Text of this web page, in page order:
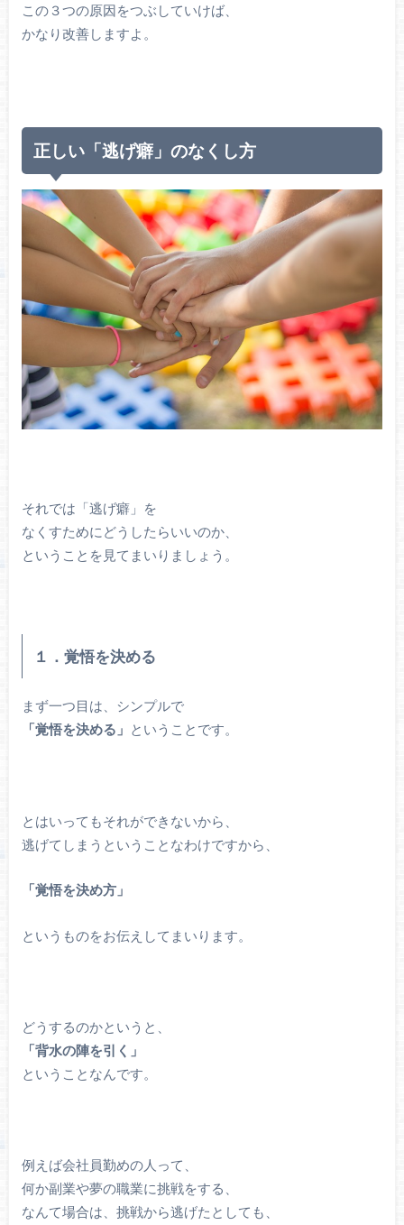
この３つの原因をつぶしていけば、
かなり改善しますよ。
正しい「逃げ癖」のなくし方
それでは「逃げ癖」を
なくすためにどうしたらいいのか、
ということを見てまいりましょう。
１．覚悟を決める
まず一つ目は、シンプルで
「覚悟を決める」 ということです。
とはいってもそれができないから、
逃げてしまうということなわけですから、
「覚悟を決め方」
というものをお伝えしてまいります。
どうするのかというと、
「背水の陣を引く」
ということなんです。
例えば会社員勤めの人って、
何か副業や夢の職業に挑戦をする、
なんて場合は、挑戦から逃げたとしても、